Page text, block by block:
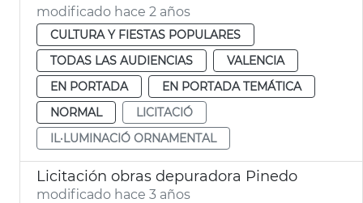
modificado hace 2 años
CULTURA Y FIESTAS POPULARES
TODAS LAS AUDIENCIAS
VALENCIA
EN PORTADA
EN PORTADA TEMÁTICA
NORMAL
LICITACIÓ
IL·LUMINACIÓ ORNAMENTAL
Licitación obras depuradora Pinedo
modificado hace 3 años